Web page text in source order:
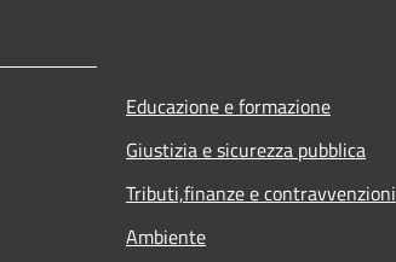
Educazione e formazione
Giustizia e sicurezza pubblica
Tributi,finanze e contravvenzioni
Ambiente